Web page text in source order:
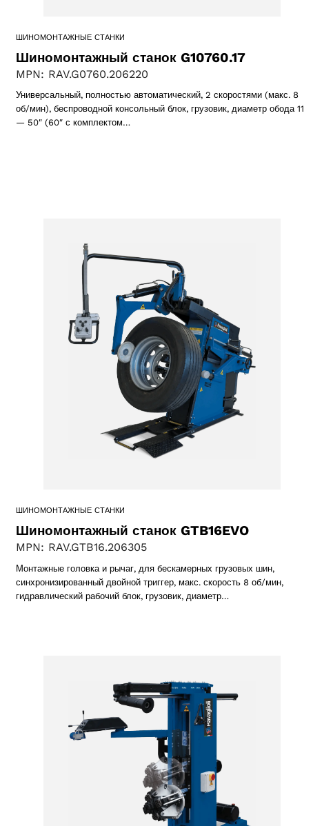
ШИНОМОНТАЖНЫЕ СТАНКИ
Шиномонтажный станок G10760.17
MPN: RAV.G0760.206220
Универсальный, полностью автоматический, 2 скоростями (макс. 8
об/мин), беспроводной консольный блок, грузовик, диаметр обода 11
— 50″ (60″ с комплектом…
ШИНОМОНТАЖНЫЕ СТАНКИ
Шиномонтажный станок GTB16EVO
MPN: RAV.GTB16.206305
Монтажные головка и рычаг, для бескамерных грузовых шин,
синхронизированный двойной триггер, макс. скорость 8 об/мин,
гидравлический рабочий блок, грузовик, диаметр…